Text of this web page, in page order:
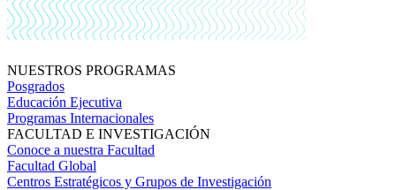
NUESTROS PROGRAMAS
Posgrados
Educación Ejecutiva
Programas Internacionales
FACULTAD E INVESTIGACIÓN
Conoce a nuestra Facultad
Facultad Global
Centros Estratégicos y Grupos de Investigación